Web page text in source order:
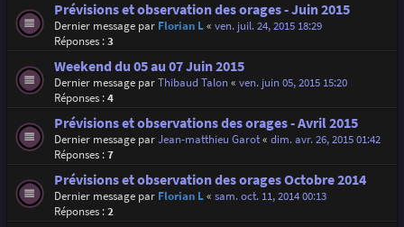
Prévisions et observation des orages - Juin 2015
Dernier message par Florian L« ven. juil. 24, 2015 18:29
Réponses :3
Weekend du 05 au 07 Juin 2015
Dernier message parThibaud Talon« ven. juin 05, 2015 15:20
Réponses :4
Prévisions et observations des orages - Avril 2015
Dernier message parJean-matthieu Garot« dim. avr. 26, 2015 01:42
Réponses :7
Prévisions et observation des orages Octobre 2014
Dernier message par Florian L« sam. oct. 11, 2014 00:13
Réponses :2